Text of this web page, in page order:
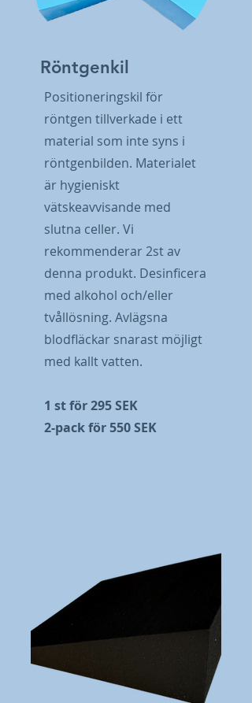
Röntgenkil
Positioneringskil för
röntgen tillverkade i ett
material som inte syns i
röntgenbilden. Materialet
är hygieniskt
vätskeavvisande med
slutna celler. Vi
rekommenderar 2st av
denna produkt. Desinficera
med alkohol och/eller
tvållösning. Avlägsna
blodfläckar snarast möjligt
med kallt vatten.
1 st för 295 SEK
2-pack för 550 SEK